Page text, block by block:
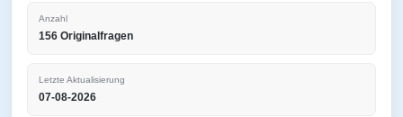
Anzahl
156 Originalfragen
Letzte Aktualisierung
07-08-2026